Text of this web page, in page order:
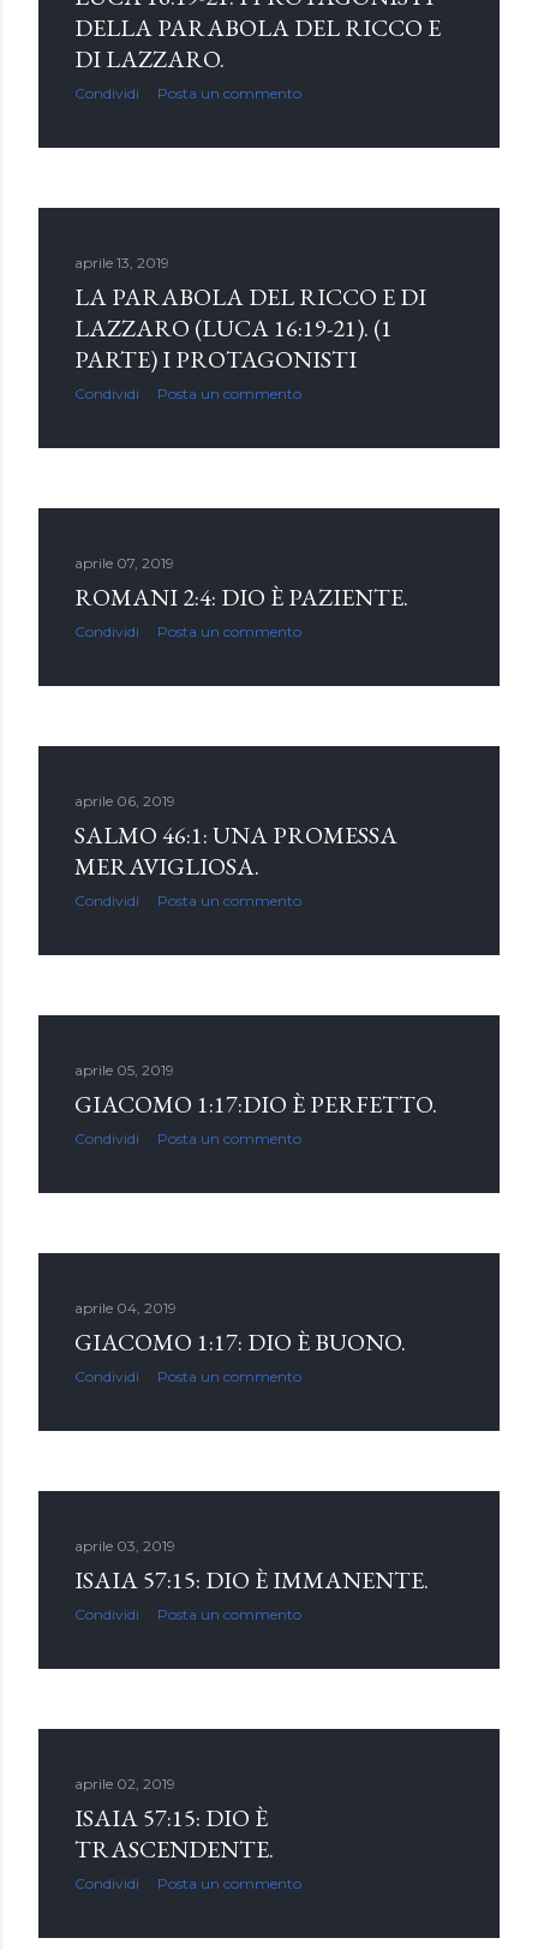
DELLA PARABOLA DEL RICCO E
DI LAZZARO.
Condividi Posta un commento
aprile 13, 2019
LA PARABOLA DEL RICCO E DI
LAZZARO (LUCA 16:19-21). (1
PARTE) I PROTAGONISTI
Condividi Posta un commento
aprile 07, 2019
ROMANI 2:4: DIO È PAZIENTE.
Condividi Posta un commento
aprile 06, 2019
SALMO 46:1: UNA PROMESSA
MERAVIGLIOSA.
Condividi Posta un commento
aprile 05, 2019
GIACOMO 1:17:DIO È PERFETTO.
Condividi Posta un commento
aprile 04, 2019
GIACOMO 1:17: DIO È BUONO.
Condividi Posta un commento
aprile 03, 2019
ISAIA 57:15: DIO È IMMANENTE.
Condividi Posta un commento
aprile 02, 2019
ISAIA 57:15: DIO È
TRASCENDENTE.
Condividi Posta un commento